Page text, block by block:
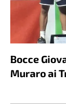
Bocce
Muraro ai